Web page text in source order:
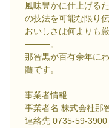
風味豊かに仕上げる
の技法を可能な限り
おいしさは何よりも
―――。
那智黒が百有余年に
髄です。
事業者情報
事業者名 株式会社那
連絡先 0735-59-3900